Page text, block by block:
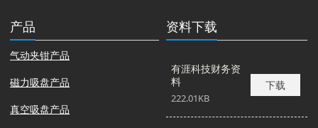
产品
气动夹钳产品
磁力吸盘产品
真空吸盘产品
资料下载
有涯科技财务资
料
222.01KB
下载